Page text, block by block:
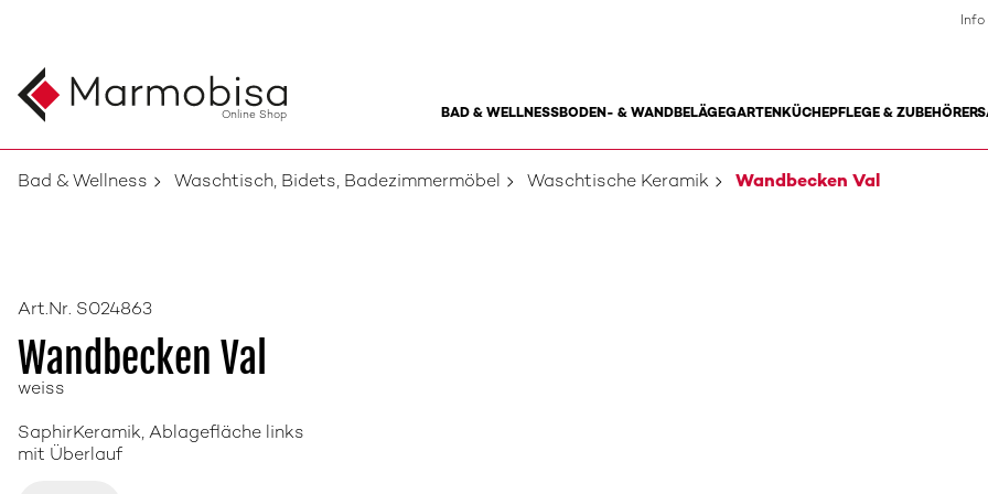
Online Shop BAD & WELLNESSBODEN- & WANDBELÄGEGARTENKÜCHEPFLEGE & ZUBEHÖR
Info
Bad & Wellness Waschtisch, Bidets, Badezimmermöbel Waschtische Keramik Wandbecken Val
Art.Nr. S024863
Wandbecken Val
weiss
SaphirKeramik, Ablagefläche links
mit Überlauf